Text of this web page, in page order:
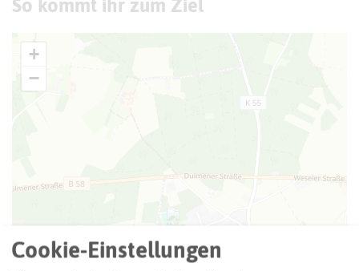
So kommt ihr zum Ziel
+
−
Cookie-Einstellungen